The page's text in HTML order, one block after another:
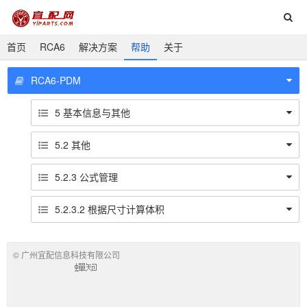
首页 RCA6 解决方案 帮助 关于
RCA6-PDM
5 基本信息与其他
5.2 其他
5.2.3 公式管理
5.2.3.2 根据尺寸计算体积
© 广州宜配信息科技有限公司